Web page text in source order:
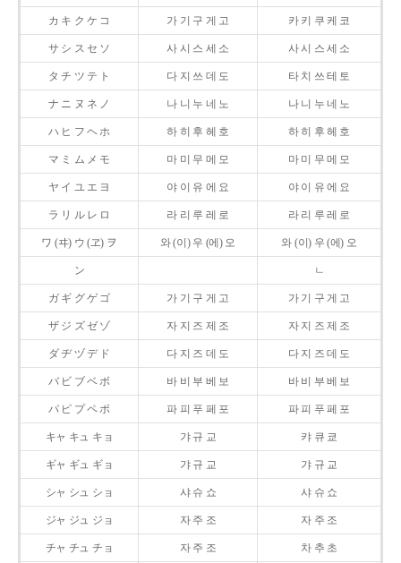
カ キ ク ケ コ 가 기 구 게 고 카 키 쿠 케 코
サ シ ス セ ソ 사 시 스 세 소 사 시 스 세 소
タ チ ツ テ ト 다 지 쓰 데 도 타 치 쓰 테 토
ナ ニ ヌ ネ ノ 나 니 누 네 노 나 니 누 네 노
ハ ヒ フ ヘ ホ 하 히 후 헤 호 하 히 후 헤 호
マ ミ ム メ モ 마 미 무 메 모 마 미 무 메 모
ヤ イ ユ エ ヨ 야 이 유 에 요 야 이 유 에 요
ラ リ ル レ ロ 라 리 루 레 로 라 리 루 레 로
ワ (ヰ) ウ (ヱ) ヲ 와 (이) 우 (에) 오 와 (이) 우 (에) 오
ン ㄴ
ガ ギ グ ゲ ゴ 가 기 구 게 고 가 기 구 게 고
ザ ジ ズ ゼ ゾ 자 지 즈 제 조 자 지 즈 제 조
ダ ヂ ヅ デ ド 다 지 즈 데 도 다 지 즈 데 도
バ ビ ブ ベ ボ 바 비 부 베 보 바 비 부 베 보
パ ピ プ ペ ポ 파 피 푸 페 포 파 피 푸 페 포
キャ キュ キョ 갸 규 교 캬 큐 쿄
ギャ ギュ ギョ 갸 규 교 갸 규 교
シャ シュ ショ 샤 슈 쇼 샤 슈 쇼
ジャ ジュ ジョ 자 주 조 자 주 조
チャ チュ チョ 자 주 조 차 추 초